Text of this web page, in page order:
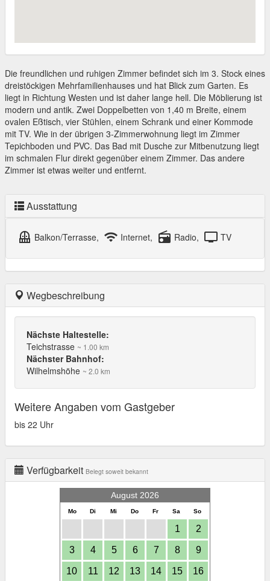
Die freundlichen und ruhigen Zimmer befindet sich im 3. Stock eines
dreistöckigen Mehrfamilienhauses und hat Blick zum Garten. Es
liegt in Richtung Westen und ist daher lange hell. Die Möblierung ist
modern und antik. Zwei Doppelbetten von 1,40 m Breite, einem
ovalen Eßtisch, vier Stühlen, einem Schrank und einer Kommode
mit TV. Wie in der übrigen 3-Zimmerwohnung liegt im Zimmer
Tepichboden und PVC. Das Bad mit Dusche zur Mitbenutzung liegt
im schmalen Flur direkt gegenüber einem Zimmer. Das andere
Zimmer ist etwas weiter und entfernt.
Ausstattung
balcony Balkon/Terrasse, wifi Internet, radio Radio, tv TV
Wegbeschreibung
Nächste Haltestelle:
Teichstrasse ~ 1.00 km
Nächster Bahnhof:
Wilhelmshöhe ~ 2.0 km
Weitere Angaben vom Gastgeber
bis 22 Uhr
Verfügbarkeit Belegt soweit bekannt
August 2026
Mo Di Mi Do Fr Sa So
1 2
3 4 5 6 7 8 9
10 11 12 13 14 15 16